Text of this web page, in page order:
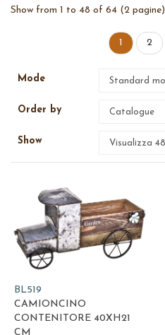
Show from 1 to 48 of 64 (2 pagine)
1 2
Mode
Order by
Show
BL519
CAMIONCINO
CONTENITORE 40XH21
CM